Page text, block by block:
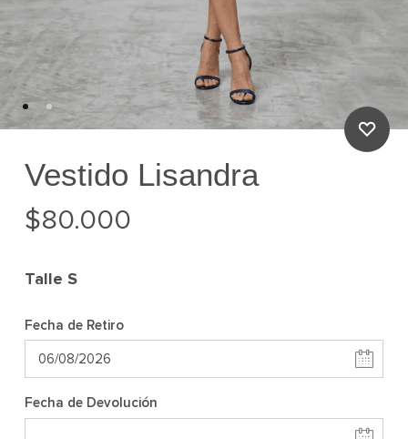
Vestido Lisandra
$80.000
Talle S
Fecha de Retiro
Fecha de Devolución